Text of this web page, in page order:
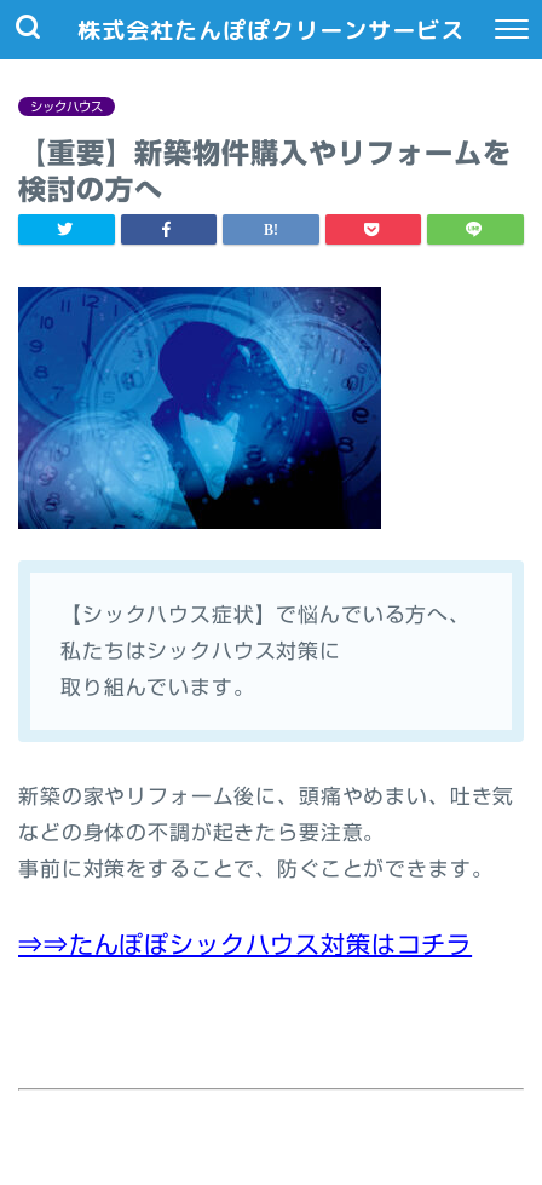
株式会社たんぽぽクリーンサービス
シックハウス
【重要】新築物件購入やリフォームを
検討の方へ
【シックハウス症状】で悩んでいる方へ、
私たちはシックハウス対策に
取り組んでいます。
新築の家やリフォーム後に、頭痛やめまい、吐き気
などの身体の不調が起きたら要注意。
事前に対策をすることで、防ぐことができます。
⇒⇒たんぽぽシックハウス対策はコチラ